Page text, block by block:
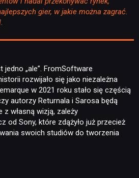
gier, w jakie można zagrać.
„ale”. FromSoftware
rozwijało się jako niezależna
w 2021 roku stało się częścią
autorzy Returnala i Sarosa będą
własną wizją, zależy
od Sony, które zdążyło już przecież
swoich studiów do tworzenia